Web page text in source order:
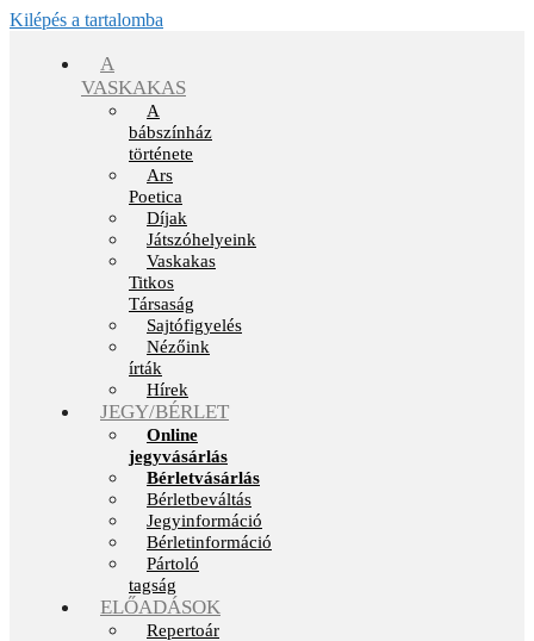
Kilépés a tartalomba
A
VASKAKAS
A
bábszínház
története
Ars
Poetica
Díjak
Játszóhelyeink
Vaskakas
Titkos
Társaság
Sajtófigyelés
Nézőink
írták
Hírek
JEGY/BÉRLET
Online
jegyvásárlás
Bérletvásárlás
Bérletbeváltás
Jegyinformáció
Bérletinformáció
Pártoló
tagság
ELŐADÁSOK
Repertoár